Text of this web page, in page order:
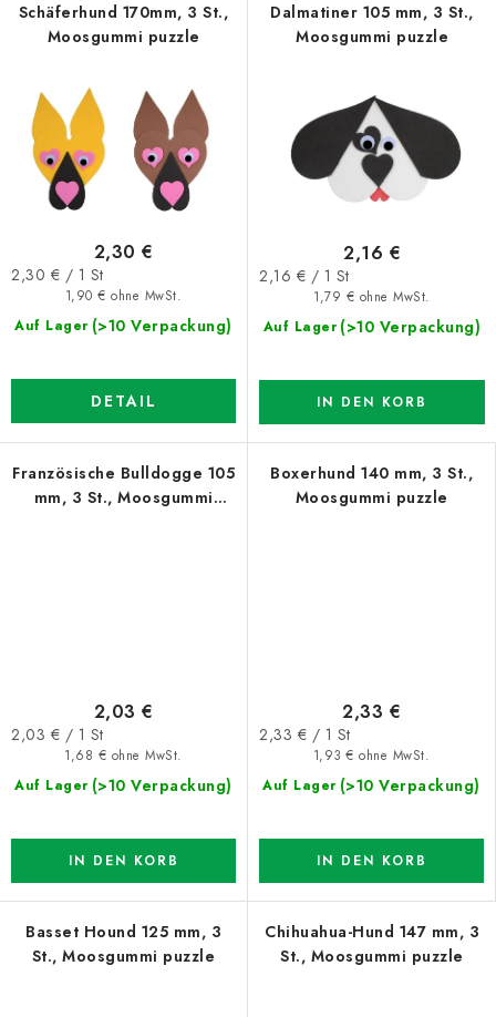
Schäferhund 170mm, 3 St.,
Moosgummi puzzle
Auf Lager (>10 Verpackung)
1,90 € ohne MwSt.
2,30 €
Verkaufspreis:
2,30 € / 1 St
DETAIL
Dalmatiner 105 mm, 3 St.,
Moosgummi puzzle
Auf Lager (>10 Verpackung)
1,79 € ohne MwSt.
2,16 €
Verkaufspreis:
2,16 € / 1 St
IN DEN KORB
Französische Bulldogge 105
mm, 3 St., Moosgummi
Auf Lager (>10 Verpackung)
1,68 € ohne MwSt.
2,03 €
Verkaufspreis:
2,03 € / 1 St
IN DEN KORB
Boxerhund 140 mm, 3 St.,
Moosgummi puzzle
Auf Lager (>10 Verpackung)
1,93 € ohne MwSt.
2,33 €
Verkaufspreis:
2,33 € / 1 St
IN DEN KORB
Basset Hound 125 mm, 3
St., Moosgummi puzzle
Chihuahua-Hund 147 mm, 3
St., Moosgummi puzzle